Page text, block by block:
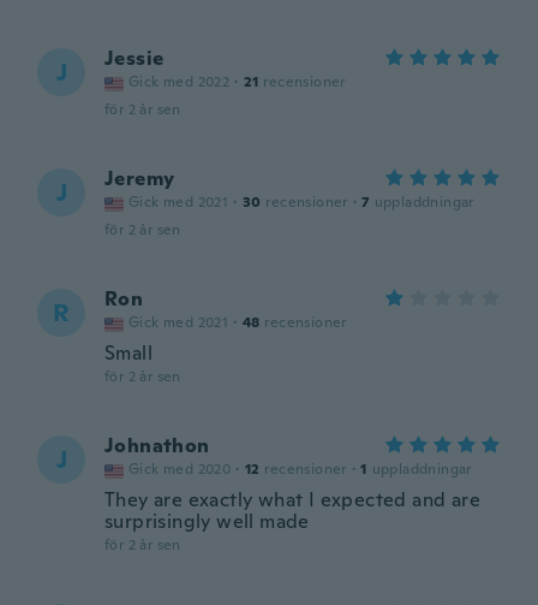
J Jessie
Gick med 2022 · 21 recensioner
för 2 år sen
J Jeremy
Gick med 2021 · 30 recensioner · 7 uppladdningar
för 2 år sen
R Ron
Gick med 2021 · 48 recensioner
Small
för 2 år sen
J Johnathon
Gick med 2020 · 12 recensioner · 1 uppladdningar
They are exactly what I expected and are
surprisingly well made
för 2 år sen